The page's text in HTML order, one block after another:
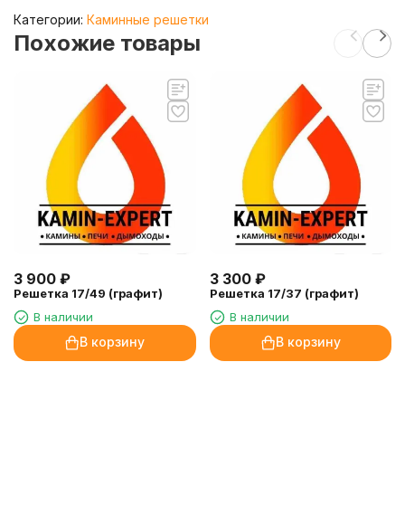
Категории: Каминные решетки
Похожие товары
3 900 ₽
Решетка 17/49 (графит)
В наличии
В корзину
3 300 ₽
Решетка 17/37 (графит)
В наличии
В корзину